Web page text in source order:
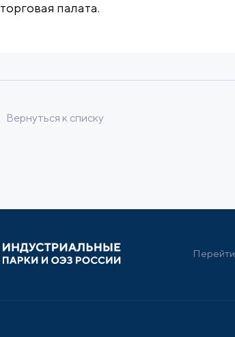
торговая палата.
Вернуться к списку
Перейти